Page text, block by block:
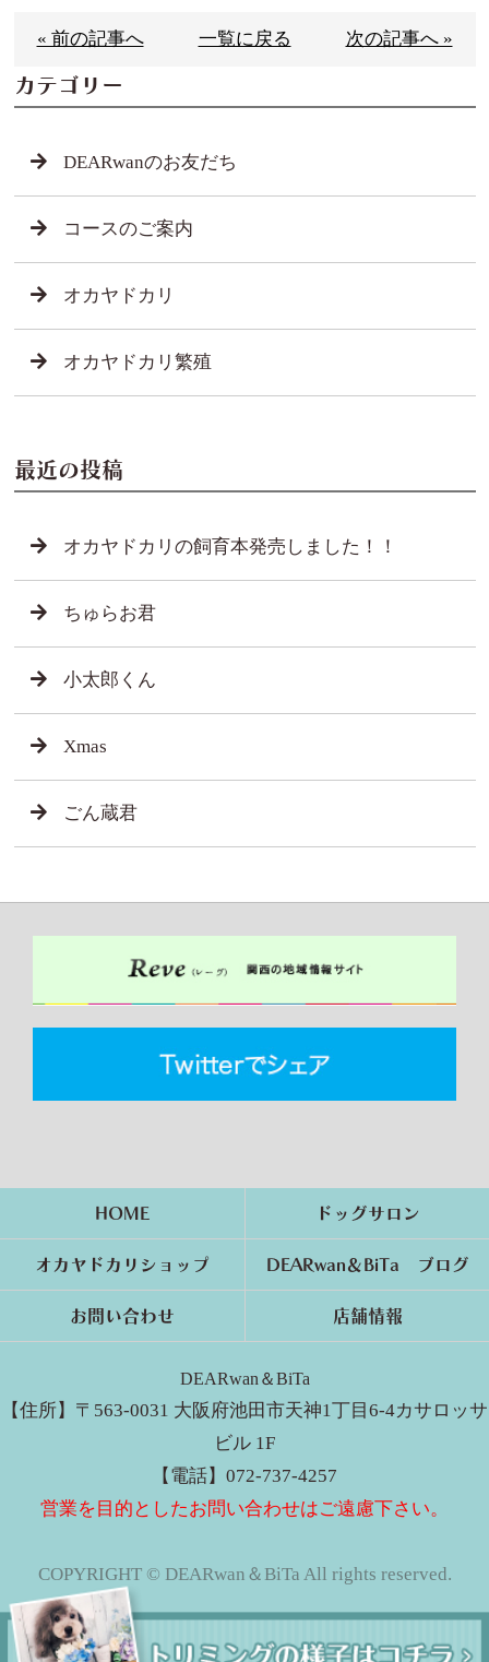
« 前の記事へ 一覧に戻る 次の記事へ »
カテゴリー
DEARwanのお友だち
コースのご案内
オカヤドカリ
オカヤドカリ繁殖
最近の投稿
オカヤドカリの飼育本発売しました！！
ちゅらお君
小太郎くん
Xmas
ごん蔵君
HOME ドッグサロン
オカヤドカリショップ DEARwan＆BiTa ブログ
お問い合わせ 店舗情報
DEARwan＆BiTa
【住所】〒563-0031 大阪府池田市天神1丁目6-4カサロッサ
ビル 1F
【電話】072-737-4257
営業を目的としたお問い合わせはご遠慮下さい。
COPYRIGHT © DEARwan＆BiTa All rights reserved.